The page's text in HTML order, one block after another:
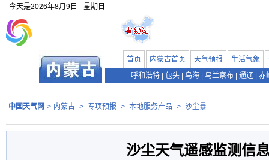
今天是2026年8月9日 星期日
首页 内蒙古首页 天气预报 生活气象
呼和浩特
包头 乌海 乌兰察布 通辽 赤
中国天气网 > 内蒙古 > 专项预报 > 本地服务产品 > 沙尘暴
沙尘天气遥感监测信